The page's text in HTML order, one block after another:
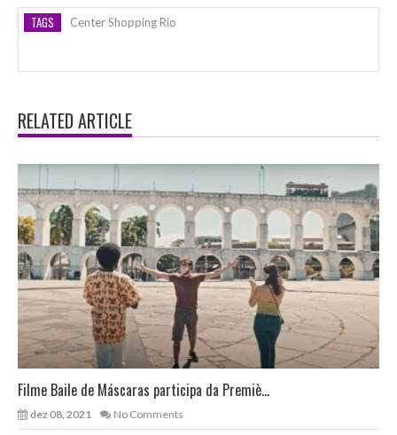
TAGS Center Shopping Rio
RELATED ARTICLE
Filme Baile de Máscaras participa da Premiè...
dez 08, 2021 No Comments